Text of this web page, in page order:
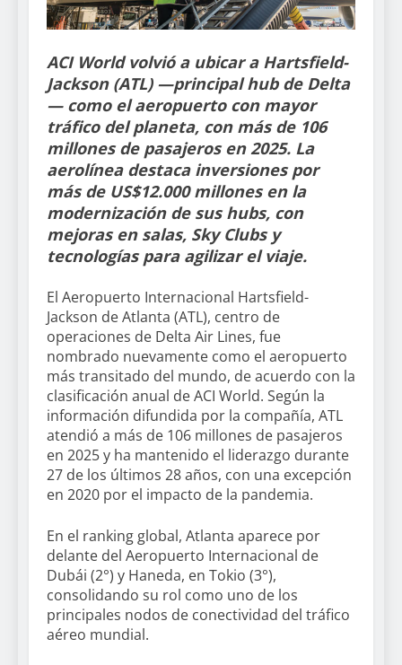
ACI World volvió a ubicar a Hartsfield-
Jackson (ATL) —principal hub de Delta
— como el aeropuerto con mayor
tráfico del planeta, con más de 106
millones de pasajeros en 2025. La
aerolínea destaca inversiones por
más de US$12.000 millones en la
modernización de sus hubs, con
mejoras en salas, Sky Clubs y
tecnologías para agilizar el viaje.
El Aeropuerto Internacional Hartsfield-
Jackson de Atlanta (ATL), centro de
operaciones de Delta Air Lines, fue
nombrado nuevamente como el aeropuerto
más transitado del mundo, de acuerdo con la
clasificación anual de ACI World. Según la
información difundida por la compañía, ATL
atendió a más de 106 millones de pasajeros
en 2025 y ha mantenido el liderazgo durante
27 de los últimos 28 años, con una excepción
en 2020 por el impacto de la pandemia.
En el ranking global, Atlanta aparece por
delante del Aeropuerto Internacional de
Dubái (2°) y Haneda, en Tokio (3°),
consolidando su rol como uno de los
principales nodos de conectividad del tráfico
aéreo mundial.